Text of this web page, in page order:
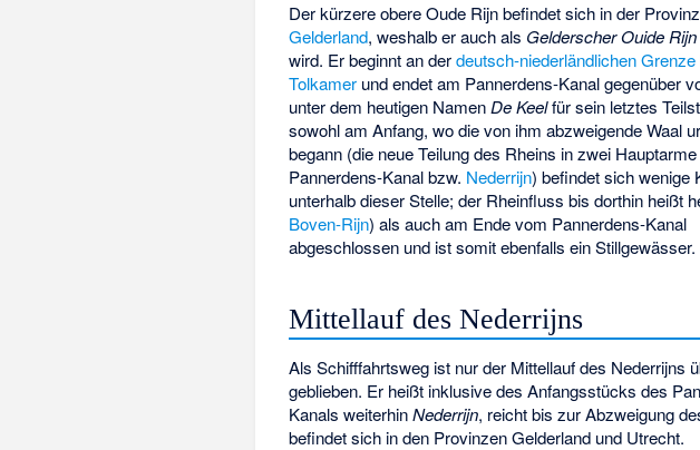
Der kürzere obere Oude Rijn befindet sich in der Provinz
Gelderland, weshalb er auch als Gelderscher Ouide Rijn
wird. Er beginnt an derdeutsch-niederländlichen Grenze
Tolkamer und endet am Pannerdens-Kanal gegenüber
unter dem heutigen NamenDe Keelfür sein letztes
sowohl am Anfang, wo die von ihm abzweigende Waal
begann (die neue Teilung des Rheins in zwei
Pannerdens-Kanal bzw. Nederrijn) befindet sich wenige
unterhalb dieser Stelle; der Rheinfluss bis dorthin heißt
Boven-Rijn) als auch am Ende vom Pannerdens-Kanal
abgeschlossen und ist somit ebenfalls ein Stillgewässer.
Mittellauf des Nederrijns
Als Schifffahrtsweg ist nur der Mittellauf des Nederrijns
geblieben. Er heißt inklusive des Anfangsstücks des
Kanals weiterhinNederrijn, reicht bis zur Abzweigung
befindet sich in den Provinzen Gelderland und Utrecht.